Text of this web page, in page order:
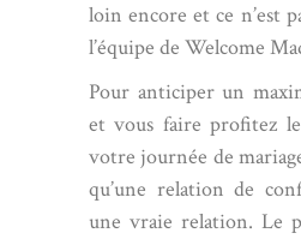
loin encore et ce n’est
l’équipe de Welcome
Pour anticiper un
et vous faire profitez
votre journée de
qu’une relation de
une vraie relation. Le